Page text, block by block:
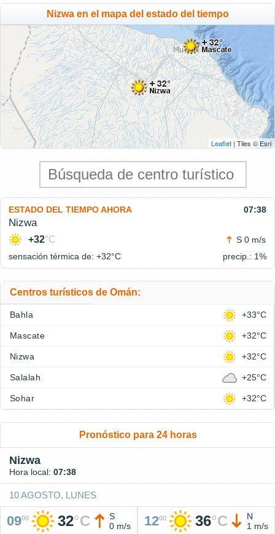
Nizwa en el mapa del estado del tiempo
Leaflet | Tiles © Esri
ESTADO DEL TIEMPO AHORA 07:38
Nizwa
+32°C
S 0 m/s
sensación térmica de: +32°C precip.: 1%
Centros turísticos de Omán:
Bahla +33°C
Mascate +32°C
Nizwa +32°C
Salalah +25°C
Sohar +32°C
Pronóstico para 24 horas
Nizwa
Hora local: 07:38
10 AGOSTO, LUNES
0900 32°C
S
0 m/s
1200 36°C
N
1 m/s